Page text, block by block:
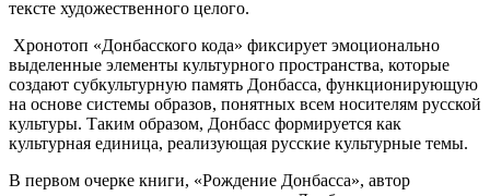
тексте художественного целого.
Хронотоп «Донбасского кода» фиксирует эмоционально
выделенные элементы культурного пространства, которые
создают субкультурную память Донбасса, функционирующую
на основе системы образов, понятных всем носителям русской
культуры. Таким образом, Донбасс формируется как
культурная единица, реализующая русские культурные темы.
В первом очерке книги, «Рождение Донбасса», автор